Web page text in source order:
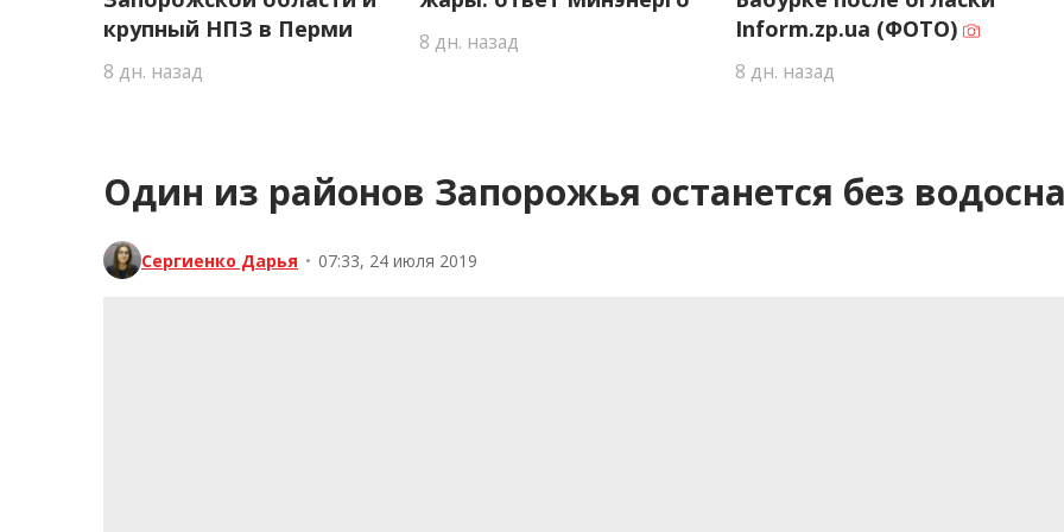
крупный НПЗ в Перми
8 дн. назад
8 дн. назад
Inform.zp.ua (ФОТО)
8 дн. назад
Один из районов Запорожья останется без
Сергиенко Дарья • 07:33, 24 июля 2019